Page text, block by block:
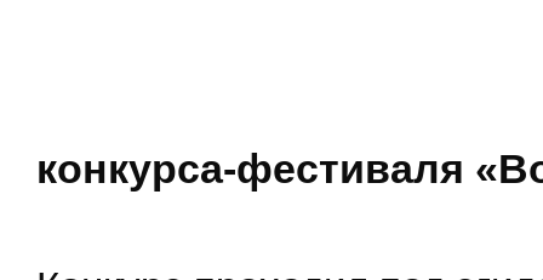
конкурса-фестиваля